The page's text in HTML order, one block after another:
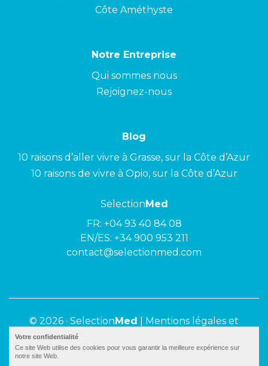
Côte Améthyste
Notre Entreprise
Qui sommes nous
Rejoignez-nous
Blog
10 raisons d’aller vivre à Grasse, sur la Côte d’Azur
10 raisons de vivre à Opio, sur la Côte d’Azur
SelectionMed
FR: +04 93 40 84 08
EN/ES: +34 900 953 211
contact@selectionmed.com
© 2026 · SelectionMed
Mentions légales et
politique de confidentialité
Votre confidentialité
Ce site Web utilise des cookies pour vous garantir la meilleure expérience sur
notre site Web.